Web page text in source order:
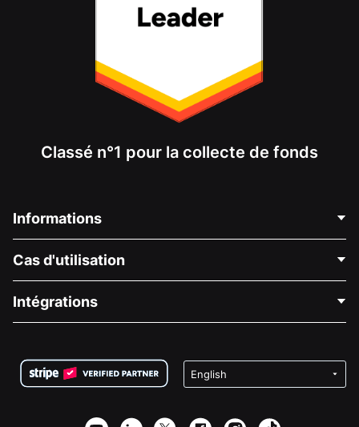
Classé n°1 pour la collecte de fonds
Informations
À propos de nous
Carrières
Confidentialité
Partenariat d'affiliation
Cas d'utilisation
Collecte de fonds médicale
Collecte de fonds caritative
Intégrations
Plugin de don Wix
Application de don Webflow